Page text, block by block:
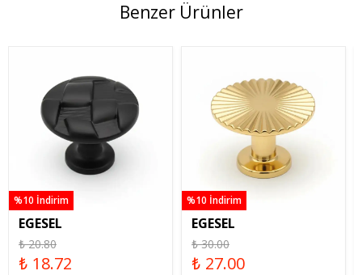
Benzer Ürünler
%10 İndirim
EGESEL
₺ 20.80
₺ 18.72
%10 İndirim
EGESEL
₺ 30.00
₺ 27.00